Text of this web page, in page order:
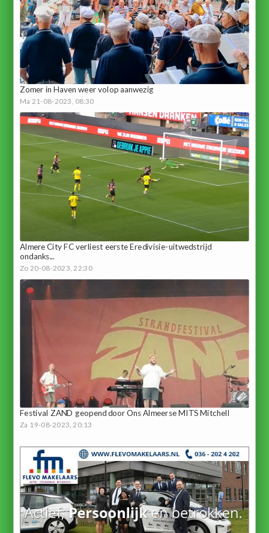
Zomer in Haven weer volop aanwezig
Ma 21-08-2023, 08:30
Almere City FC verliest eerste Eredivisie-uitwedstrijd
ondanks...
Zo 20-08-2023, 22:30
Festival ZAND geopend door Ons Almeerse MITS Mitchell
Za 19-08-2023, 20:13